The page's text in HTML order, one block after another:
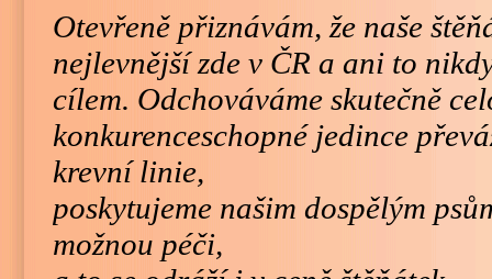
Otevřeně přiznávám, že naše
nejlevnější zde v ČR a ani to
cílem. Odchováváme skutečně
konkurenceschopné jedince
krevní linie,
poskytujeme našim dospělým
možnou péči,